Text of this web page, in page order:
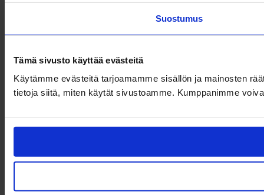
Suostumus
Tämä sivusto käyttää evästeitä
Käytämme evästeitä tarjoamamme sisällön ja mainosten
tietoja siitä, miten käytät sivustoamme. Kumppanimme